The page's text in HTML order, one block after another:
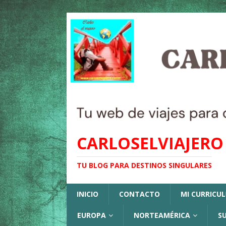
CARLOSELVIAJERO
TU BLOG PARA DESTINOS SINGULARES
INICIO CONTACTO MI
EUROPA NORTEAMÉRICA